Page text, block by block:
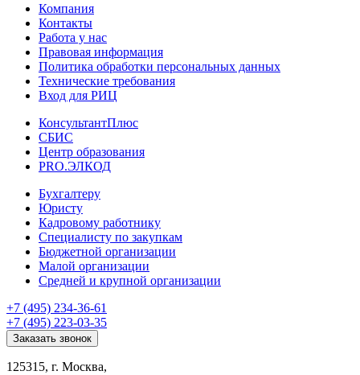
Компания
Контакты
Работа у нас
Правовая информация
Политика обработки персональных данных
Технические требования
Вход для РИЦ
КонсультантПлюс
СБИС
Центр образования
PRO.ЭЛКОД
Бухгалтеру
Юристу
Кадровому работнику
Специалисту по закупкам
Бюджетной организации
Малой организации
Средней и крупной организации
+7 (495) 234-36-61
+7 (495) 223-03-35
Заказать звонок
125315, г. Москва,